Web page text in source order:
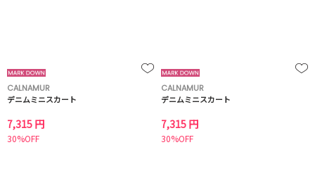
CALNAMUR
デニムミニスカート
7,315 円
30%OFF
CALNAMUR
デニムミニスカート
7,315 円
30%OFF